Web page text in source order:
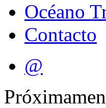
Océano
Contacto
@